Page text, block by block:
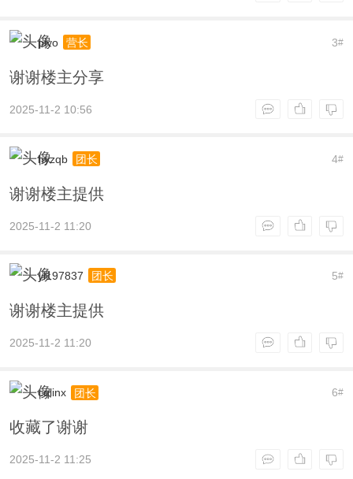
3#
piyo 营长
谢谢楼主分享
2025-11-2 10:56
4#
hyzqb 团长
谢谢楼主提供
2025-11-2 11:20
5#
yl197837 团长
谢谢楼主提供
2025-11-2 11:20
6#
cqlinx 团长
收藏了谢谢
2025-11-2 11:25